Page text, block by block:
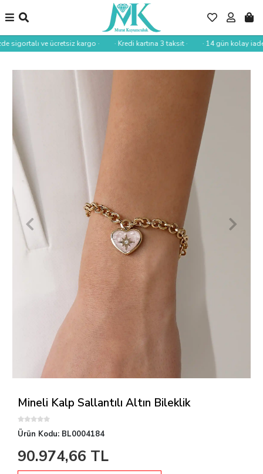
sigortalı ve ücretsiz kargo · · Kredi kartına 3 taksit · · 14 gün kolay iade ·
Mineli Kalp Sallantılı Altın Bileklik
Ürün Kodu: BL0004184
90.974,66 TL